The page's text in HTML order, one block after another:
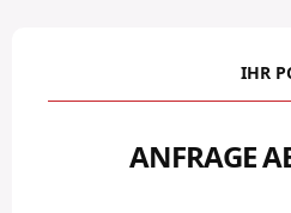
IHR
ANFRAGE